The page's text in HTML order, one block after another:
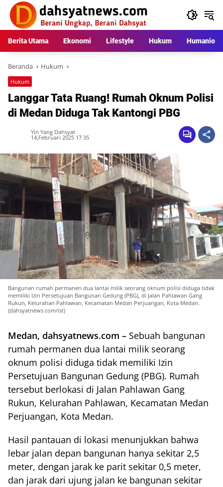
Langsung
konten
Berita Utama Ekonomi Lifestyle Hukum Humaniora
Beranda Hukum
Hukum
Langgar Tata Ruang! Rumah Oknum Polisi
di Medan Diduga Tak Kantongi PBG
Yin Yang Dahsyat
14,Februari 2025 17 35
Bangunan rumah permanen dua lantai milik seorang oknum polisi diduga tidak
memiliki Izin Persetujuan Bangunan Gedung (PBG), di Jalan Pahlawan Gang
Rukun, Kelurahan Pahlawan, Kecamatan Medan Perjuangan, Kota Medan.
(dahsyatnews.com/ist)
Medan, dahsyatnews.com – Sebuah bangunan
rumah permanen dua lantai milik seorang
oknum polisi diduga tidak memiliki Izin
Persetujuan Bangunan Gedung (PBG). Rumah
tersebut berlokasi di Jalan Pahlawan Gang
Rukun, Kelurahan Pahlawan, Kecamatan Medan
Perjuangan, Kota Medan.
Hasil pantauan di lokasi menunjukkan bahwa
lebar jalan depan bangunan hanya sekitar 2,5
meter, dengan jarak ke parit sekitar 0,5 meter,
dan jarak dari ujung jalan ke bangunan sekitar